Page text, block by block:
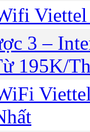
Viettel
3 –
195K/